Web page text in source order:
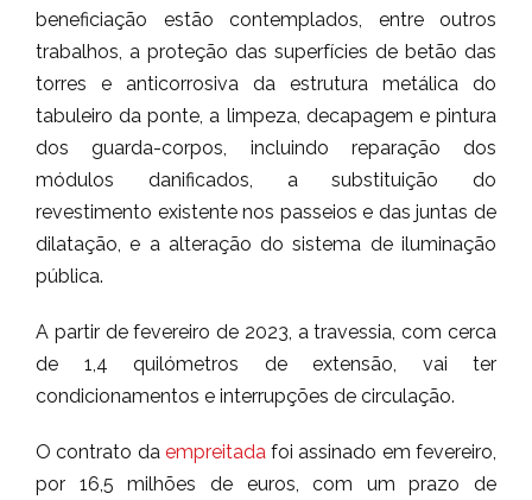
beneficiação estão contemplados, entre outros
trabalhos, a proteção das superfícies de betão das
torres e anticorrosiva da estrutura metálica do
tabuleiro da ponte, a limpeza, decapagem e pintura
dos guarda-corpos, incluindo reparação dos
módulos danificados, a substituição do
revestimento existente nos passeios e das juntas de
dilatação, e a alteração do sistema de iluminação
pública.
A partir de fevereiro de 2023, a travessia, com cerca
de 1,4 quilómetros de extensão, vai ter
condicionamentos e interrupções de circulação.
O contrato da empreitada foi assinado em fevereiro,
por 16,5 milhões de euros, com um prazo de